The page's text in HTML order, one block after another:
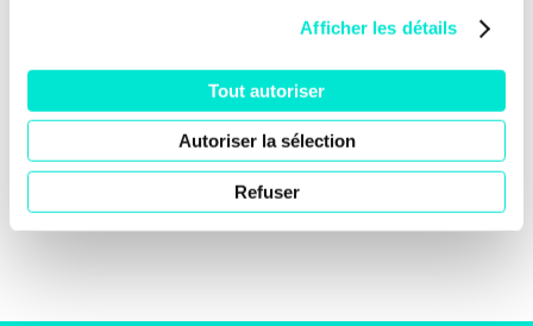
Afficher les détails
Tout autoriser
Autoriser la sélection
Refuser